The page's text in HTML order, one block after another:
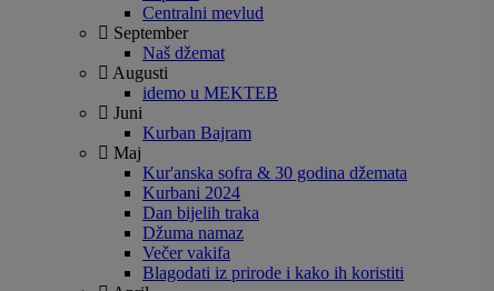
Centralni mevlud
September
Naš džemat
Augusti
idemo u MEKTEB
Juni
Kurban Bajram
Maj
Kur'anska sofra & 30 godina džemata
Kurbani 2024
Dan bijelih traka
Džuma namaz
Večer vakifa
Blagodati iz prirode i kako ih koristiti